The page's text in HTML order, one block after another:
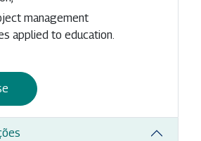
management
applied to education.